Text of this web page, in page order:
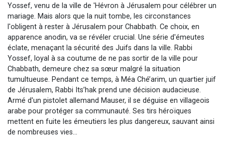
Yossef, venu de la ville de 'Hévron à Jérusalem pour célébrer un
mariage. Mais alors que la nuit tombe, les circonstances
l'obligent à rester à Jérusalem pour Chabbath. Ce choix, en
apparence anodin, va se révéler crucial. Une série d'émeutes
éclate, menaçant la sécurité des Juifs dans la ville. Rabbi
Yossef, loyal à sa coutume de ne pas sortir de la ville pour
Chabbath, demeure chez sa sœur malgré la situation
tumultueuse. Pendant ce temps, à Méa Ché’arim, un quartier juif
de Jérusalem, Rabbi Its’hak prend une décision audacieuse.
Armé d'un pistolet allemand Mauser, il se déguise en villageois
arabe pour protéger sa communauté. Ses tirs héroïques
mettent en fuite les émeutiers les plus dangereux, sauvant ainsi
de nombreuses vies...